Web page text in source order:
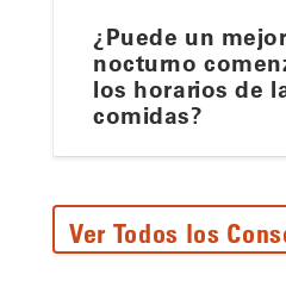
¿Puede un
nocturno
los horarios de
comidas?
Ver Todos los